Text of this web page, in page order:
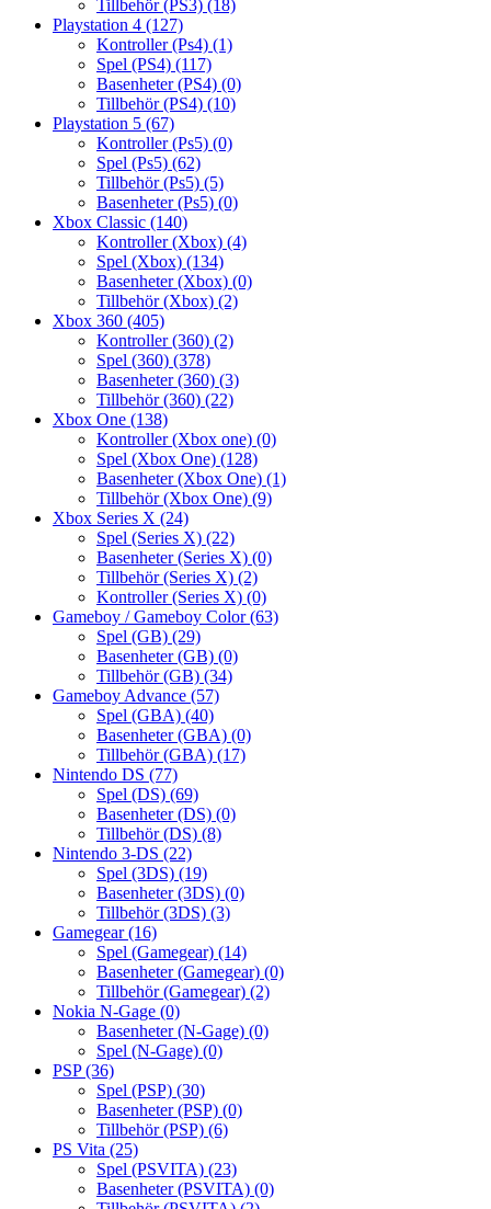
Tillbehör (PS3) (18)
Playstation 4 (127)
Kontroller (Ps4) (1)
Spel (PS4) (117)
Basenheter (PS4) (0)
Tillbehör (PS4) (10)
Playstation 5 (67)
Kontroller (Ps5) (0)
Spel (Ps5) (62)
Tillbehör (Ps5) (5)
Basenheter (Ps5) (0)
Xbox Classic (140)
Kontroller (Xbox) (4)
Spel (Xbox) (134)
Basenheter (Xbox) (0)
Tillbehör (Xbox) (2)
Xbox 360 (405)
Kontroller (360) (2)
Spel (360) (378)
Basenheter (360) (3)
Tillbehör (360) (22)
Xbox One (138)
Kontroller (Xbox one) (0)
Spel (Xbox One) (128)
Basenheter (Xbox One) (1)
Tillbehör (Xbox One) (9)
Xbox Series X (24)
Spel (Series X) (22)
Basenheter (Series X) (0)
Tillbehör (Series X) (2)
Kontroller (Series X) (0)
Gameboy / Gameboy Color(63)
Spel (GB) (29)
Basenheter (GB) (0)
Tillbehör (GB) (34)
Gameboy Advance (57)
Spel (GBA) (40)
Basenheter (GBA) (0)
Tillbehör (GBA) (17)
Nintendo DS (77)
Spel (DS) (69)
Basenheter (DS) (0)
Tillbehör (DS) (8)
Nintendo 3-DS (22)
Spel (3DS) (19)
Basenheter (3DS) (0)
Tillbehör (3DS) (3)
Gamegear(16)
Spel (Gamegear) (14)
Basenheter (Gamegear) (0)
Tillbehör (Gamegear) (2)
Nokia N-Gage (0)
Basenheter (N-Gage) (0)
Spel (N-Gage) (0)
PSP(36)
Spel (PSP) (30)
Basenheter (PSP) (0)
Tillbehör (PSP) (6)
PS Vita (25)
Spel (PSVITA) (23)
Basenheter (PSVITA) (0)